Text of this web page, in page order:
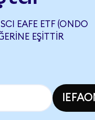
EAFE ETF (ONDO
EŞITTIR